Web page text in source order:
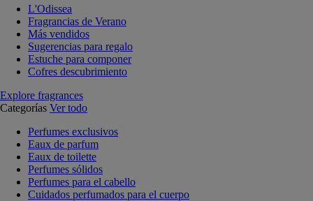
L'Odissea
Fragrancias de Verano
Más vendidos
Sugerencias para regalo
Estuche para componer
Cofres descubrimiento
Explore fragrances
Categorías Ver todo
Perfumes exclusivos
Eaux de parfum
Eaux de toilette
Perfumes sólidos
Perfumes para el cabello
Cuidados perfumados para el cuerpo